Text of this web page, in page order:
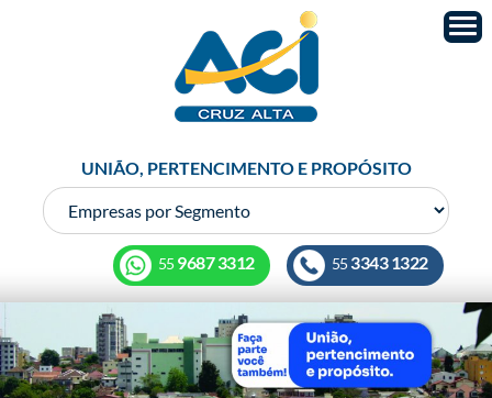
UNIÃO, PERTENCIMENTO E PROPÓSITO
55 3343 1322
55 9687 3312